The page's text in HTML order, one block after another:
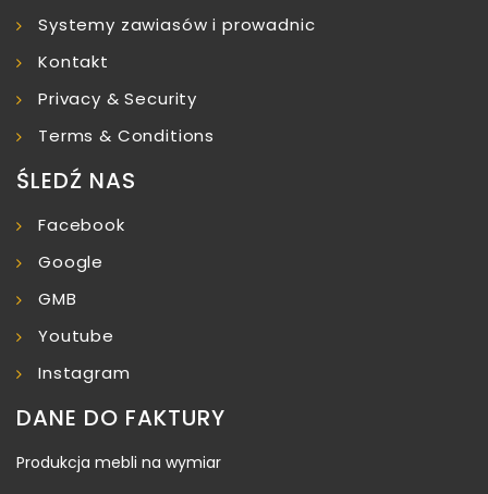
Systemy zawiasów i prowadnic
Kontakt
Privacy & Security
Terms & Conditions
ŚLEDŹ NAS
Facebook
Google
GMB
Youtube
Instagram
DANE DO FAKTURY
Produkcja mebli na wymiar